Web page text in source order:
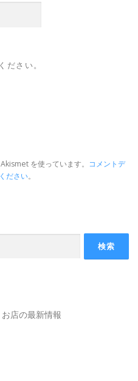
ださい。
を使っています。 コメントデ
ださい。
お店の最新情報